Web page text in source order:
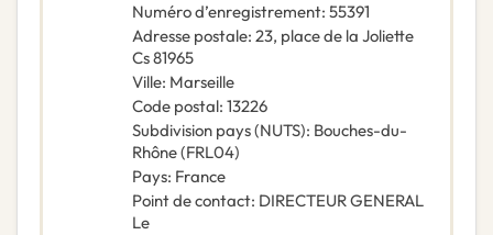
Numéro d’enregistrement: 55391
Adresse postale: 23, place de la Joliette
Cs 81965
Ville: Marseille
Code postal: 13226
Subdivision pays (NUTS): Bouches-du-
Rhône(FRL04)
Pays: France
Point de contact: DIRECTEUR GENERAL
Le